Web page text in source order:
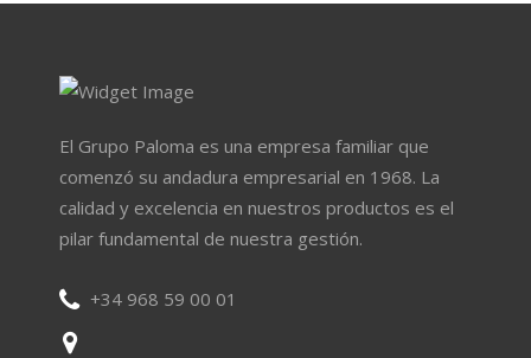
El Grupo Paloma es una empresa familiar que
comenzó su andadura empresarial en 1968. La
calidad y excelencia en nuestros productos es el
pilar fundamental de nuestra gestión.
+34 968 59 00 01